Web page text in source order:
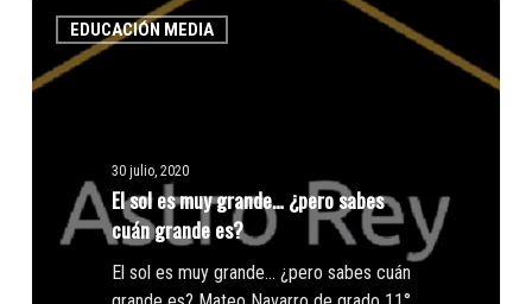
EDUCACIÓN MEDIA
muy
grande
30 julio, 2020
El sol es muy grande… ¿pero sabes
cuán grande es?
El sol es muy grande... ¿pero sabes cuán